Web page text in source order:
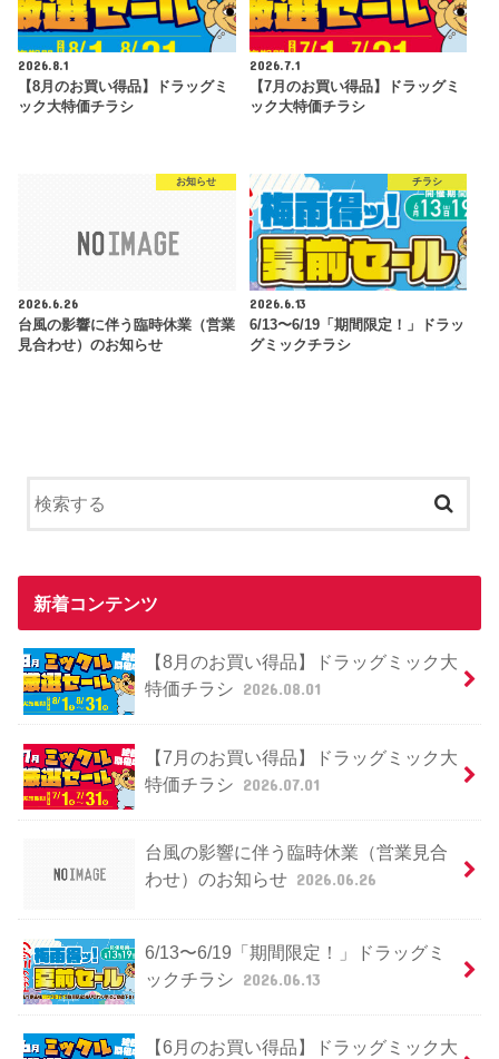
2026.8.1
【8月のお買い得品】ドラッグミ
ック大特価チラシ
2026.7.1
【7月のお買い得品】ドラッグミ
ック大特価チラシ
お知らせ
2026.6.26
台風の影響に伴う臨時休業（営業
見合わせ）のお知らせ
チラシ
2026.6.13
6/13〜6/19「期間限定！」ドラッ
グミックチラシ
新着コンテンツ
【8月のお買い得品】ドラッグミック大
特価チラシ 2026.08.01
【7月のお買い得品】ドラッグミック大
特価チラシ 2026.07.01
台風の影響に伴う臨時休業（営業見合
わせ）のお知らせ 2026.06.26
6/13〜6/19「期間限定！」ドラッグミ
ックチラシ 2026.06.13
【6月のお買い得品】ドラッグミック大